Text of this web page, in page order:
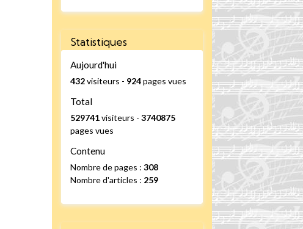
Statistiques
Aujourd'hui
432visiteurs - 924pages vues
Total
529741visiteurs -3740875
pages vues
Contenu
Nombre de pages :308
Nombre d'articles : 259